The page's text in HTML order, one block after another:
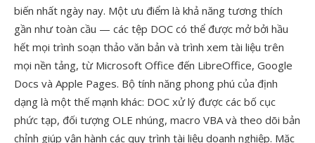
biến nhất ngày nay. Một ưu điểm là khả năng tương thích
gần như toàn cầu — các tệp DOC có thể được mở bởi hầu
hết mọi trình soạn thảo văn bản và trình xem tài liệu trên
mọi nền tảng, từ Microsoft Office đến LibreOffice, Google
Docs và Apple Pages. Bộ tính năng phong phú của định
dạng là một thế mạnh khác: DOC xử lý được các bố cục
phức tạp, đối tượng OLE nhúng, macro VBA và theo dõi bản
chỉnh giúp vận hành các quy trình tài liệu doanh nghiệp. Mặc